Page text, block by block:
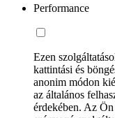
Performance
Ezen
kattintási és
anonim módon
az általános
érdekében. Az